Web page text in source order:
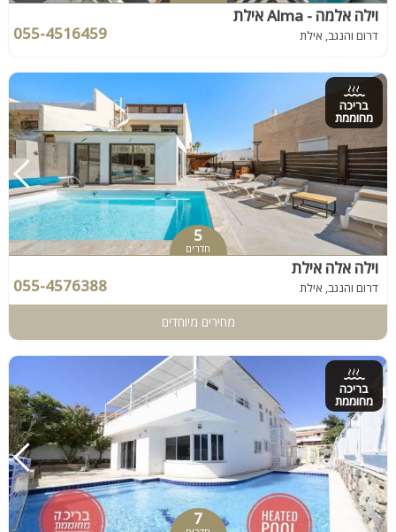
וילה אלמה - Alma אילת
דרום והנגב, אילת 055-4516459
בריכה
מחוממת
5
חדרים
וילה אלה אילת
דרום והנגב, אילת 055-4576388
מחירים מיוחדים
בריכה
מחוממת
7